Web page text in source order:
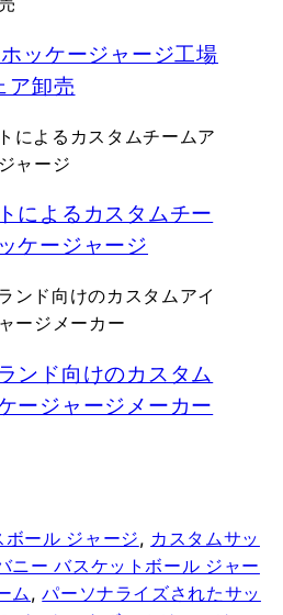
ッケージャージ工場
ア卸売
によるカスタムチー
ケージャージ
ンド向けのカスタム
ージャージメーカー
ール ジャージ, カスタムサッ
ニー バスケットボール ジャー
ム ,パーソナライズされたサッ